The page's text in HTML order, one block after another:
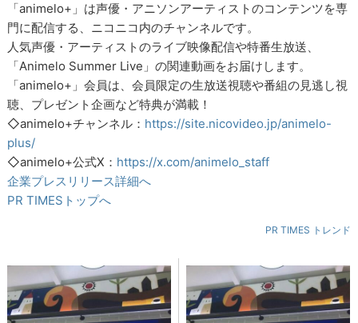
「animelo+」は声優・アニソンアーティストのコンテンツを専
門に配信する、ニコニコ内のチャンネルです。
人気声優・アーティストのライブ映像配信や特番生放送、
「Animelo Summer Live」の関連動画をお届けします。
「animelo+」会員は、会員限定の生放送視聴や番組の見逃し視
聴、プレゼント企画など特典が満載！
◇animelo+チャンネル： https://site.nicovideo.jp/animelo-
plus/
◇animelo+公式X： https://x.com/animelo_staff
企業プレスリリース詳細へ
PR TIMESトップへ
PR TIMES トレンド